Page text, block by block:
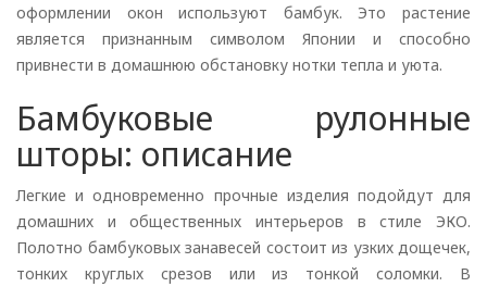
оформлении окон используют бамбук. Это растение
является признанным символом Японии и способно
привнести в домашнюю обстановку нотки тепла и уюта.
Бамбуковые рулонные
шторы: описание
Легкие и одновременно прочные изделия подойдут для
домашних и общественных интерьеров в стиле ЭКО.
Полотно бамбуковых занавесей состоит из узких дощечек,
тонких круглых срезов или из тонкой соломки. В